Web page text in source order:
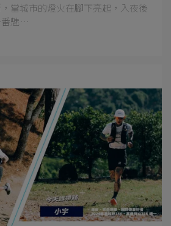
當城市的燈火在腳下亮起，入夜後
番魅⋯